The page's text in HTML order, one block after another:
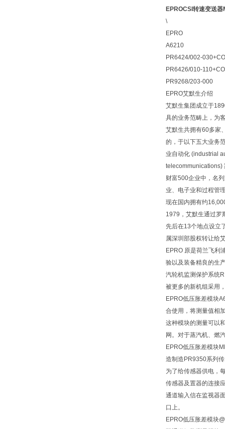
EPROCSI转速变送
\
EPRO
A6210
PR6424/002-
PR6426/010-
PR9268/203-000
EPRO艾默生介绍
艾默生集团成立于
具的业务范畴上，为
艾默生共拥有60多家
的，于以下五大业务
业自动化 (industrial
telecommunications)
财富500企业中，名
业、电子业和过程管
现在国内拥有约
1979，艾默生通过罗
先后在13个地点设立
属深圳部股权转让给
EPRO 原是荷兰飞利
验以及装备精良的生
汽轮机监测保护系统
被更多的新机组采用
EPRO低压胀差模块
合使用，将测量值相
这种模块的测量可以
网。对于蒸汽机、燃
EPRO低压胀差模块
造制造PR9350系列
为了给传感器供电，
传感器及置器的连接
通道输入信在监视器
口上。
EPRO低压胀差模块